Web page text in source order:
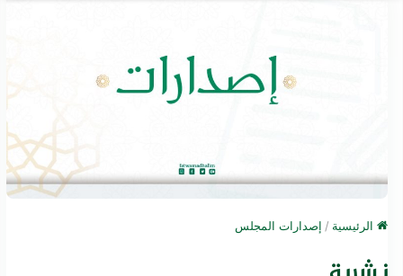
الرئيسية / إصدارات المجلس